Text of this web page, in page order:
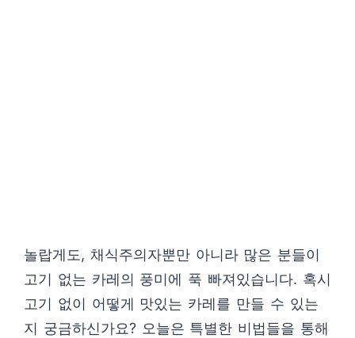
놀랍게도, 채식주의자뿐만 아니라 많은 분들이
고기 없는 카레의 풍미에 푹 빠져있습니다. 혹시
고기 없이 어떻게 맛있는 카레를 만들 수 있는
지 궁금하신가요? 오늘은 특별한 비법들을 통해